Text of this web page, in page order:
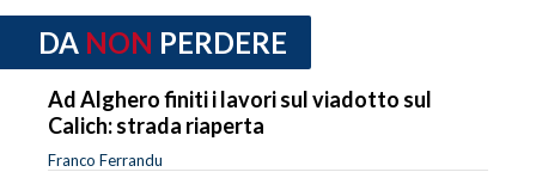
DA NON PERDERE
Ad Alghero finiti i lavori sul viadotto sul
Calich: strada riaperta
Franco Ferrandu